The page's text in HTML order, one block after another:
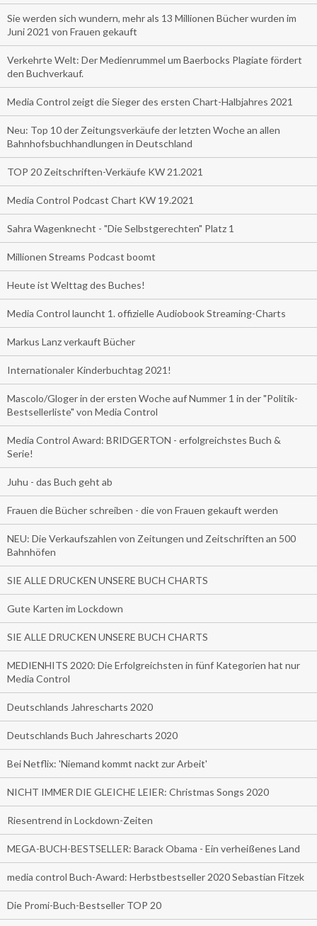
Sie werden sich wundern, mehr als 13 Millionen Bücher wurden im
Juni 2021 von Frauen gekauft
Verkehrte Welt: Der Medienrummel um Baerbocks Plagiate fördert
den Buchverkauf.
Media Control zeigt die Sieger des ersten Chart-Halbjahres 2021
Neu: Top 10 der Zeitungsverkäufe der letzten Woche an allen
Bahnhofsbuchhandlungen in Deutschland
TOP 20 Zeitschriften-Verkäufe KW 21.2021
Media Control Podcast Chart KW 19.2021
Sahra Wagenknecht - "Die Selbstgerechten" Platz 1
Millionen Streams Podcast boomt
Heute ist Welttag des Buches!
Media Control launcht 1. offizielle Audiobook Streaming-Charts
Markus Lanz verkauft Bücher
Internationaler Kinderbuchtag 2021!
Mascolo/Gloger in der ersten Woche auf Nummer 1 in der "Politik-
Bestsellerliste" von Media Control
Media Control Award: BRIDGERTON - erfolgreichstes Buch &
Serie!
Juhu - das Buch geht ab
Frauen die Bücher schreiben - die von Frauen gekauft werden
NEU: Die Verkaufszahlen von Zeitungen und Zeitschriften an 500
Bahnhöfen
SIE ALLE DRUCKEN UNSERE BUCH CHARTS
Gute Karten im Lockdown
SIE ALLE DRUCKEN UNSERE BUCH CHARTS
MEDIENHITS 2020: Die Erfolgreichsten in fünf Kategorien hat nur
Media Control
Deutschlands Jahrescharts 2020
Deutschlands Buch Jahrescharts 2020
Bei Netflix: 'Niemand kommt nackt zur Arbeit'
NICHT IMMER DIE GLEICHE LEIER: Christmas Songs 2020
Riesentrend in Lockdown-Zeiten
MEGA-BUCH-BESTSELLER: Barack Obama - Ein verheißenes Land
media control Buch-Award: Herbstbestseller 2020 Sebastian Fitzek
Die Promi-Buch-Bestseller TOP 20